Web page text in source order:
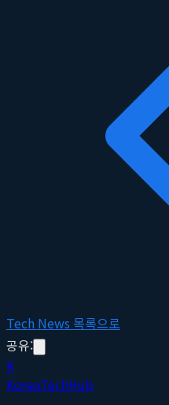
Tech News 목록으로
공유:
K
KoreaTechHub